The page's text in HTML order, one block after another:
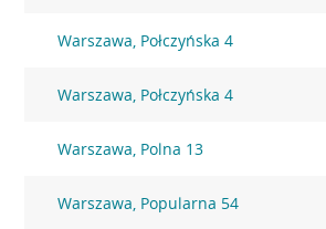
Warszawa, Połczyńska 4
Warszawa, Połczyńska 4
Warszawa, Polna 13
Warszawa, Popularna 54